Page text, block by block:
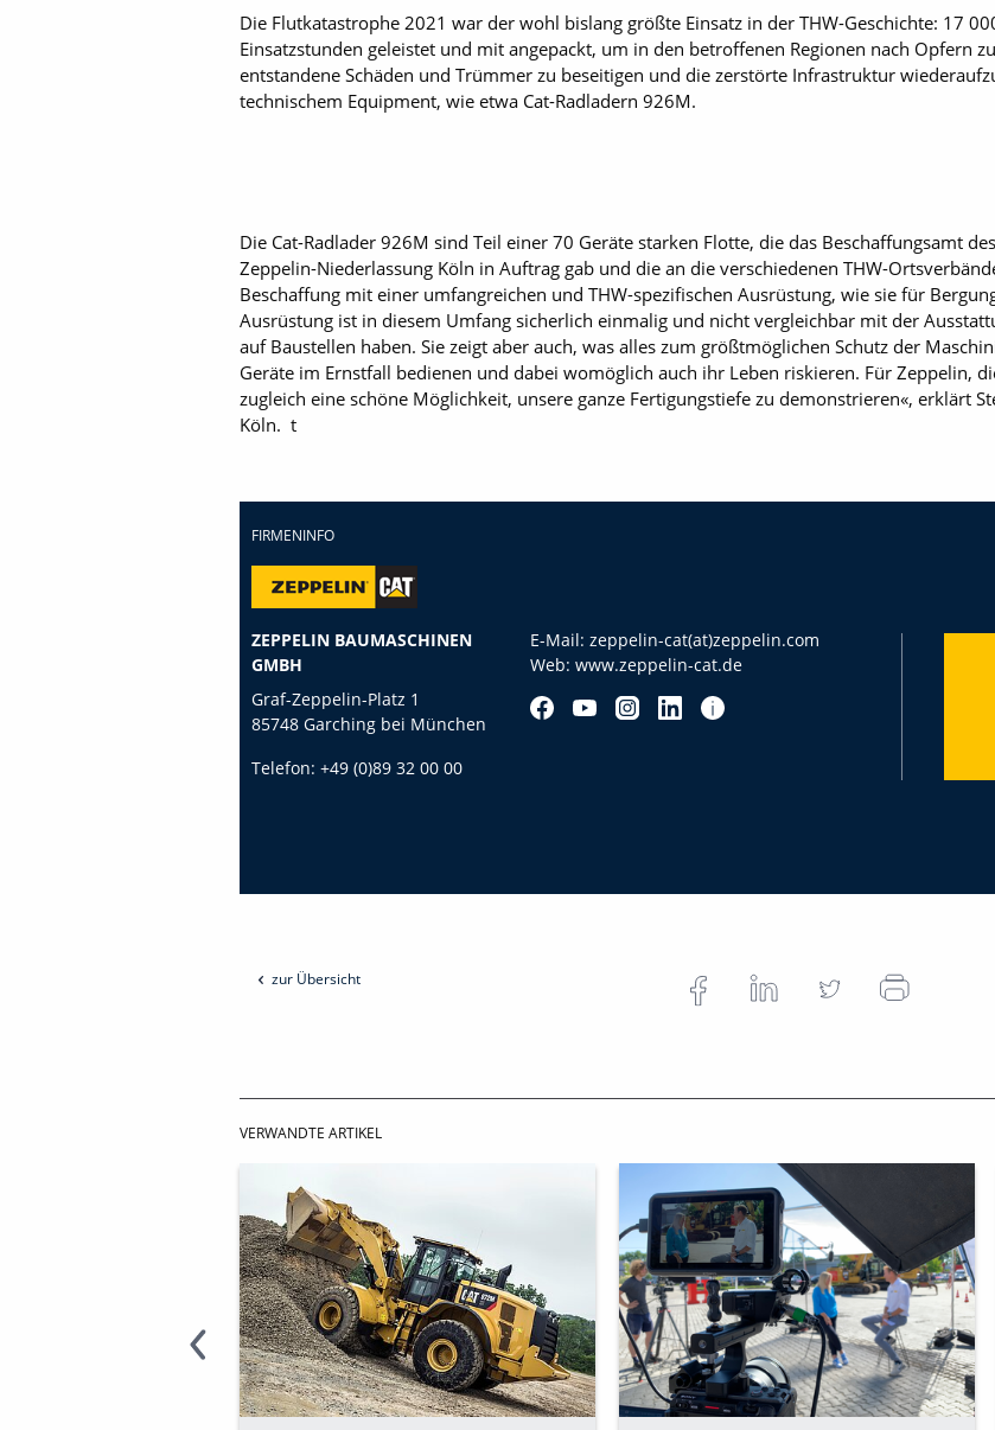
Die Flutkatastrophe 2021 war der wohl bislang größte Einsatz in der THW-Geschichte: 17
Einsatzstunden geleistet und mit angepackt, um in den betroffenen Regionen nach Opfern
entstandene Schäden und Trümmer zu beseitigen und die zerstörte Infrastruktur
technischem Equipment, wie etwa Cat-Radladern 926M.
Die Cat-Radlader 926M sind Teil einer 70 Geräte starken Flotte, die das Beschaffungsamt
Zeppelin-Niederlassung Köln in Auftrag gab und die an die verschiedenen THW-
Beschaffung mit einer umfangreichen und THW-spezifischen Ausrüstung, wie sie für
Ausrüstung ist in diesem Umfang sicherlich einmalig und nicht vergleichbar mit der
auf Baustellen haben. Sie zeigt aber auch, was alles zum größtmöglichen Schutz der
Geräte im Ernstfall bedienen und dabei womöglich auch ihr Leben riskieren. Für Zeppelin,
zugleich eine schöne Möglichkeit, unsere ganze Fertigungstiefe zu demonstrieren«, erklärt
Köln. t
FIRMENINFO
ZEPPELIN BAUMASCHINEN
GMBH
Graf-Zeppelin-Platz 1
85748 Garching bei München
Telefon: +49 (0)89 32 00 00
E-Mail: zeppelin-cat(at)zeppelin.com
Web: www.zeppelin-cat.de
zur Übersicht
VERWANDTE ARTIKEL